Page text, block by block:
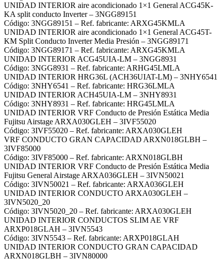
UNIDAD INTERIOR aire acondicionado 1×1 General ACG45K-
KA split conducto Inverter – 3NGG89151
Código: 3NGG89151 – Ref. fabricante: ARXG45KMLA
UNIDAD INTERIOR aire acondicionado 1×1 General ACG45T-
KM Split Conducto Inverter Media Presión – 3NGG89171
Código: 3NGG89171 – Ref. fabricante: ARXG45KMLA
UNIDAD INTERIOR ACG45UIA-LM – 3NGG8931
Código: 3NGG8931 – Ref. fabricante: ARHG45LMLA
UNIDAD INTERIOR HRG36L (ACH36UIAT-LM) – 3NHY6541
Código: 3NHY6541 – Ref. fabricante: HRG36LMLA
UNIDAD INTERIOR ACH45UIA-LM – 3NHY8931
Código: 3NHY8931 – Ref. fabricante: HRG45LMLA
UNIDAD INTERIOR VRF Conducto de Presión Estática Media
Fujitsu Airstage ARXA030GLEH – 3IVF55020
Código: 3IVF55020 – Ref. fabricante: ARXA030GLEH
VRF CONDUCTO GRAN CAPACIDAD ARXN018GLBH –
3IVF85000
Código: 3IVF85000 – Ref. fabricante: ARXN018GLBH
UNIDAD INTERIOR VRF Conducto de Presión Estática Media
Fujitsu General Airstage ARXA036GLEH – 3IVN50021
Código: 3IVN50021 – Ref. fabricante: ARXA036GLEH
UNIDAD INTERIOR CONDUCTO ARXA030GLEH –
3IVN5020_20
Código: 3IVN5020_20 – Ref. fabricante: ARXA030GLEH
UNIDAD INTERIOR CONDUCTOS SLIM AE VRF
ARXP018GLAH – 3IVN5543
Código: 3IVN5543 – Ref. fabricante: ARXP018GLAH
UNIDAD INTERIOR CONDUCTO GRAN CAPACIDAD
ARXN018GLBH – 3IVN80000